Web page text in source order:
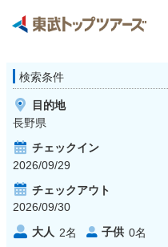
検索条件
目的地
長野県
チェックイン
2026/09/29
チェックアウト
2026/09/30
大人 2名 子供 0名